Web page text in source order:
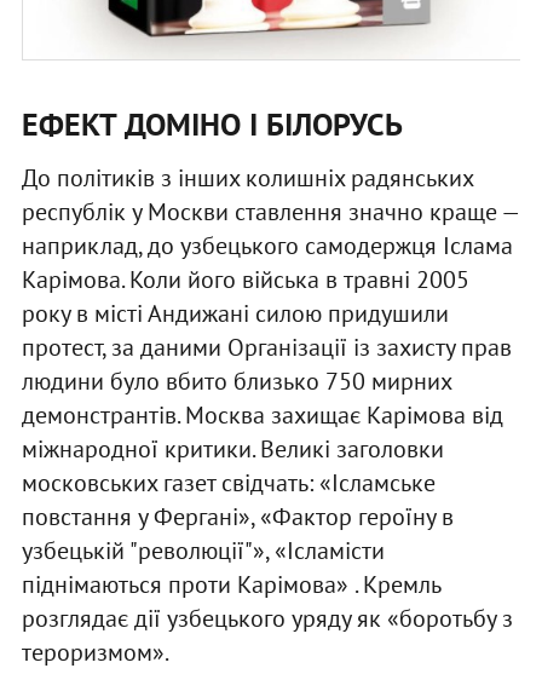
ЕФЕКТ ДОМІНО І БІЛОРУСЬ
До політиків з інших колишніх радянських
республік у Москви ставлення значно краще —
наприклад, до узбецького самодержця Іслама
Карімова. Коли його війська в травні 2005
року в місті Андижані силою придушили
протест, за даними Організації із захисту прав
людини було вбито близько 750 мирних
демонстрантів. Москва захищає Карімова від
міжнародної критики. Великі заголовки
московських газет свідчать: «Ісламське
повстання у Фергані», «Фактор героїну в
узбецькій "революції"», «Ісламісти
піднімаються проти Карімова» . Кремль
розглядає дії узбецького уряду як «боротьбу з
тероризмом».